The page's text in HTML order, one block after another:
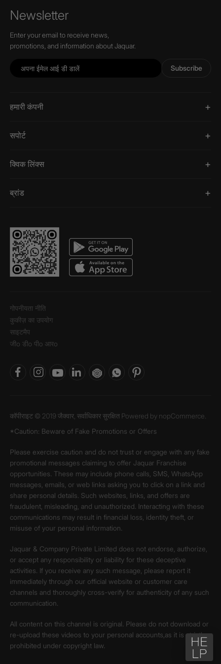
Newsletter
Enter your email to receive news,
promotions, and information about Jaquar.
Subscribe
हमारी कंपनी
सपोर्ट
क्विक लिंक्स
ब्रांड
गोपनीयता नीति
कुकीज़ का उपयोग
साइटमैप
जीo डीo पीo आरo
कॉपीराइट © 2019 जैक्वार, सर्वाधिकार सुरक्षित Powered by nopCommerce.
*Caution: Beware of Fake Promotions or Offers
Please exercise caution and do not trust or engage with any fake
promotional messages claiming to offer Jaquar Franchise
opportunities. These may include phone calls, SMS, WhatsApp
messages, emails, or web links asking you to click on a link and
share personal details. Such websites, links, and offers are
fraudulent, misleading, and unauthorized. Interacting with these
communications may result in financial loss, identity theft, or
misuse of your personal information.
Jaquar & Company Private Limited does not endorse, authorize,
or accept any responsibility or liability for these deceptive
activities. If you receive any such message, please report it
immediately through our official website or customer care
channels and thoroughly cross-verify for authenticity of any such
communication.
All content on this channel is original. Please do not download or
re-upload these videos to your personal accounts,as it is strictly
prohibited under copyright law.